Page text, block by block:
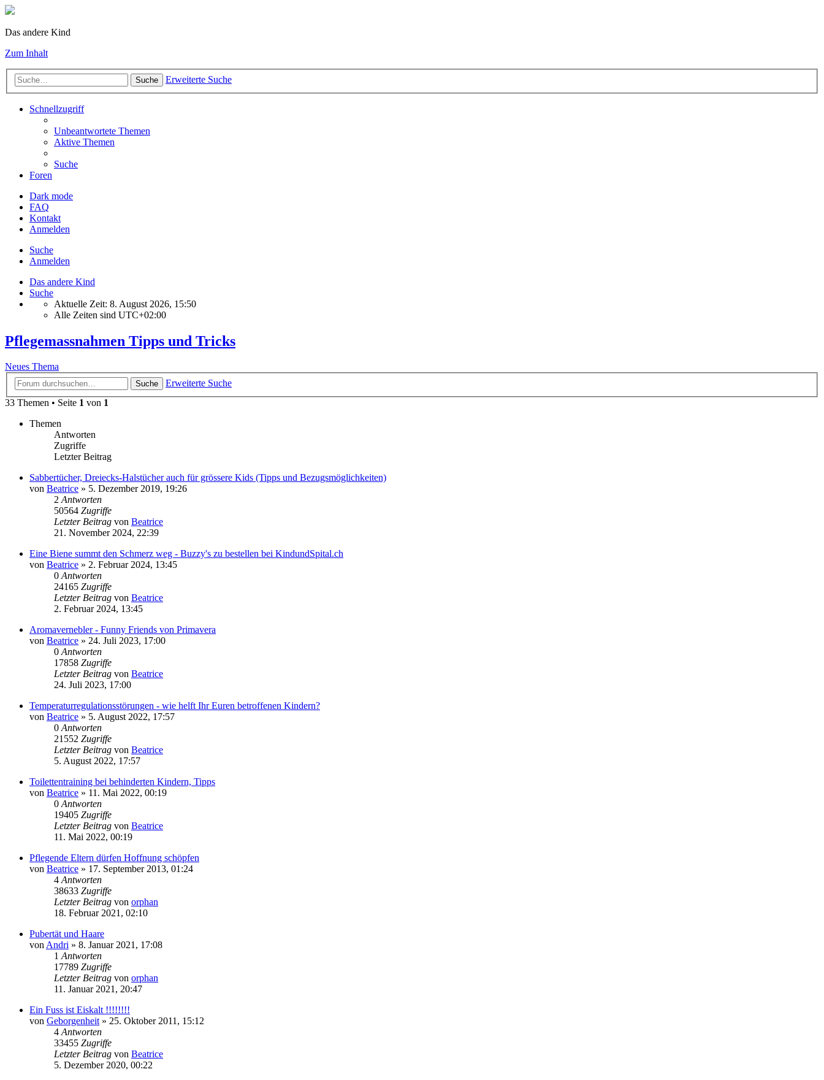
Das andere Kind
Zum Inhalt
Suche Erweiterte Suche
Schnellzugriff
Unbeantwortete Themen
Aktive Themen
Suche
Foren
Dark mode
FAQ
Kontakt
Anmelden
Suche
Anmelden
Das andere Kind
Suche
Aktuelle Zeit: 8. August 2026, 15:50
Alle Zeiten sind UTC+02:00
Pflegemassnahmen Tipps und Tricks
Neues Thema
Suche
Erweiterte Suche
33 Themen • Seite 1 von 1
Themen
Antworten
Zugriffe
Letzter Beitrag
Sabbertücher, Dreiecks-Halstücher auch für grössere Kids (Tipps und Bezugsmöglichkeiten)
von Beatrice » 5. Dezember 2019, 19:26
2 Antworten
50564 Zugriffe
Letzter Beitrag von Beatrice
21. November 2024, 22:39
Eine Biene summt den Schmerz weg - Buzzy's zu bestellen bei KindundSpital.ch
von Beatrice » 2. Februar 2024, 13:45
0 Antworten
24165 Zugriffe
Letzter Beitrag von Beatrice
2. Februar 2024, 13:45
Aromavernebler - Funny Friends von Primavera
von Beatrice » 24. Juli 2023, 17:00
0 Antworten
17858 Zugriffe
Letzter Beitrag von Beatrice
24. Juli 2023, 17:00
Temperaturregulationsstörungen - wie helft Ihr Euren betroffenen Kindern?
von Beatrice » 5. August 2022, 17:57
0 Antworten
21552 Zugriffe
Letzter Beitrag von Beatrice
5. August 2022, 17:57
Toilettentraining bei behinderten Kindern, Tipps
von Beatrice » 11. Mai 2022, 00:19
0 Antworten
19405 Zugriffe
Letzter Beitrag von Beatrice
11. Mai 2022, 00:19
Pflegende Eltern dürfen Hoffnung schöpfen
von Beatrice » 17. September 2013, 01:24
4 Antworten
38633 Zugriffe
Letzter Beitrag von orphan
18. Februar 2021, 02:10
Pubertät und Haare
von Andri » 8. Januar 2021, 17:08
1 Antworten
17789 Zugriffe
Letzter Beitrag von orphan
11. Januar 2021, 20:47
Ein Fuss ist Eiskalt !!!!!!!!
von Geborgenheit » 25. Oktober 2011, 15:12
4 Antworten
33455 Zugriffe
Letzter Beitrag von Beatrice
5. Dezember 2020, 00:22